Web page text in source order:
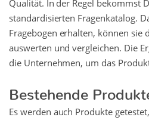
Qualität. In der Regel bekommst
standardisierten Fragenkatalog.
Fragebogen erhalten, können sie
auswerten und vergleichen. Die
die Unternehmen, um das
Bestehende
Es werden auch Produkte